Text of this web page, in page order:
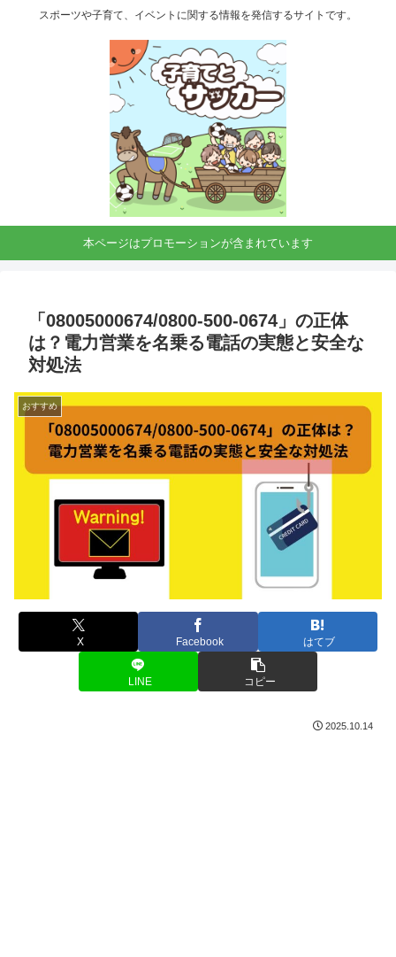
スポーツや子育て、イベントに関する情報を発信するサイトです。
本ページはプロモーションが含まれています
「08005000674/0800-500-0674」の正体
は？電力営業を名乗る電話の実態と安全な
対処法
おすすめ
X Facebook はてブ
LINE コピー
2025.10.14